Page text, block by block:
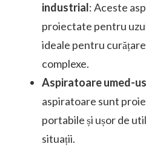
industrial: Aceste
proiectate pentru
ideale pentru
complexe.
Aspiratoare umed-
aspiratoare sunt
portabile și ușor de
situații.